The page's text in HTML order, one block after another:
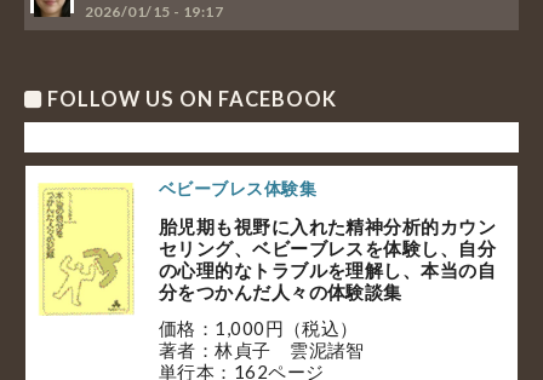
2026/01/15 - 19:17
FOLLOW US ON FACEBOOK
ベビーブレス体験集
胎児期も視野に入れた精神分析的カウン
セリング、ベビーブレスを体験し、自分
の心理的なトラブルを理解し、本当の自
分をつかんだ人々の体験談集
価格：1,000円（税込）
著者：林貞子 雲泥諸智
単行本：162ページ